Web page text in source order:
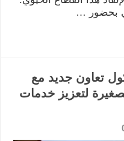
بحضور …
تعاون جديد مع
لتعزيز خدمات